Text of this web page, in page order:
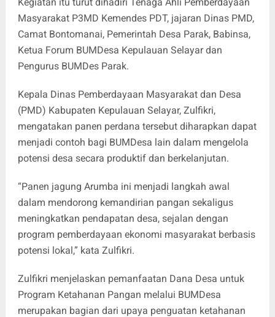
Masyarakat P3MD Kemendes PDT, jajaran Dinas PMD,
Camat Bontomanai, Pemerintah Desa Parak, Babinsa,
Ketua Forum BUMDesa Kepulauan Selayar dan
Pengurus BUMDes Parak.
Kepala Dinas Pemberdayaan Masyarakat dan Desa
(PMD) Kabupaten Kepulauan Selayar, Zulfikri,
mengatakan panen perdana tersebut diharapkan dapat
menjadi contoh bagi BUMDesa lain dalam mengelola
potensi desa secara produktif dan berkelanjutan.
“Panen jagung Arumba ini menjadi langkah awal
dalam mendorong kemandirian pangan sekaligus
meningkatkan pendapatan desa, sejalan dengan
program pemberdayaan ekonomi masyarakat berbasis
potensi lokal,” kata Zulfikri.
Zulfikri menjelaskan pemanfaatan Dana Desa untuk
Program Ketahanan Pangan melalui BUMDesa
merupakan bagian dari upaya penguatan ketahanan